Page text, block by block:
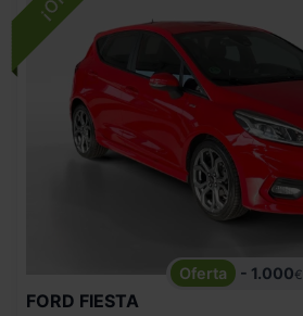
- 1.000€
FORD FIESTA